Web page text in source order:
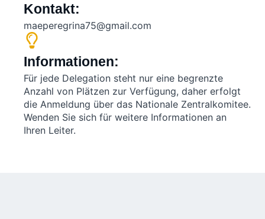
Kontakt:
maeperegrina75@gmail.com
Informationen:
Für jede Delegation steht nur eine begrenzte
Anzahl von Plätzen zur Verfügung, daher erfolgt
die Anmeldung über das Nationale Zentralkomitee.
Wenden Sie sich für weitere Informationen an
Ihren Leiter.